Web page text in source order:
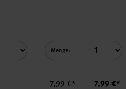
Menge:
Einzelpreis
7,99 €* Summe
7,99 €*